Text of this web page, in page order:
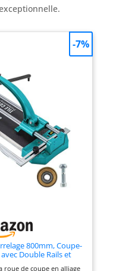
800mm, Coupe-
Double Rails et
roue de coupe en alliage
-7%